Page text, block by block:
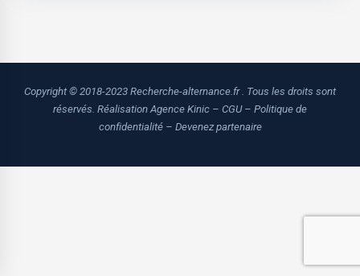
Copyright © 2018-2023 Recherche-alternance.fr . Tous les droits sont
réservés. Réalisation Agence Kinic – CGU – Politique de
confidentialité – Devenez partenaire